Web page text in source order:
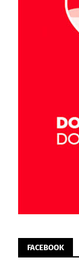
FACEBOOK